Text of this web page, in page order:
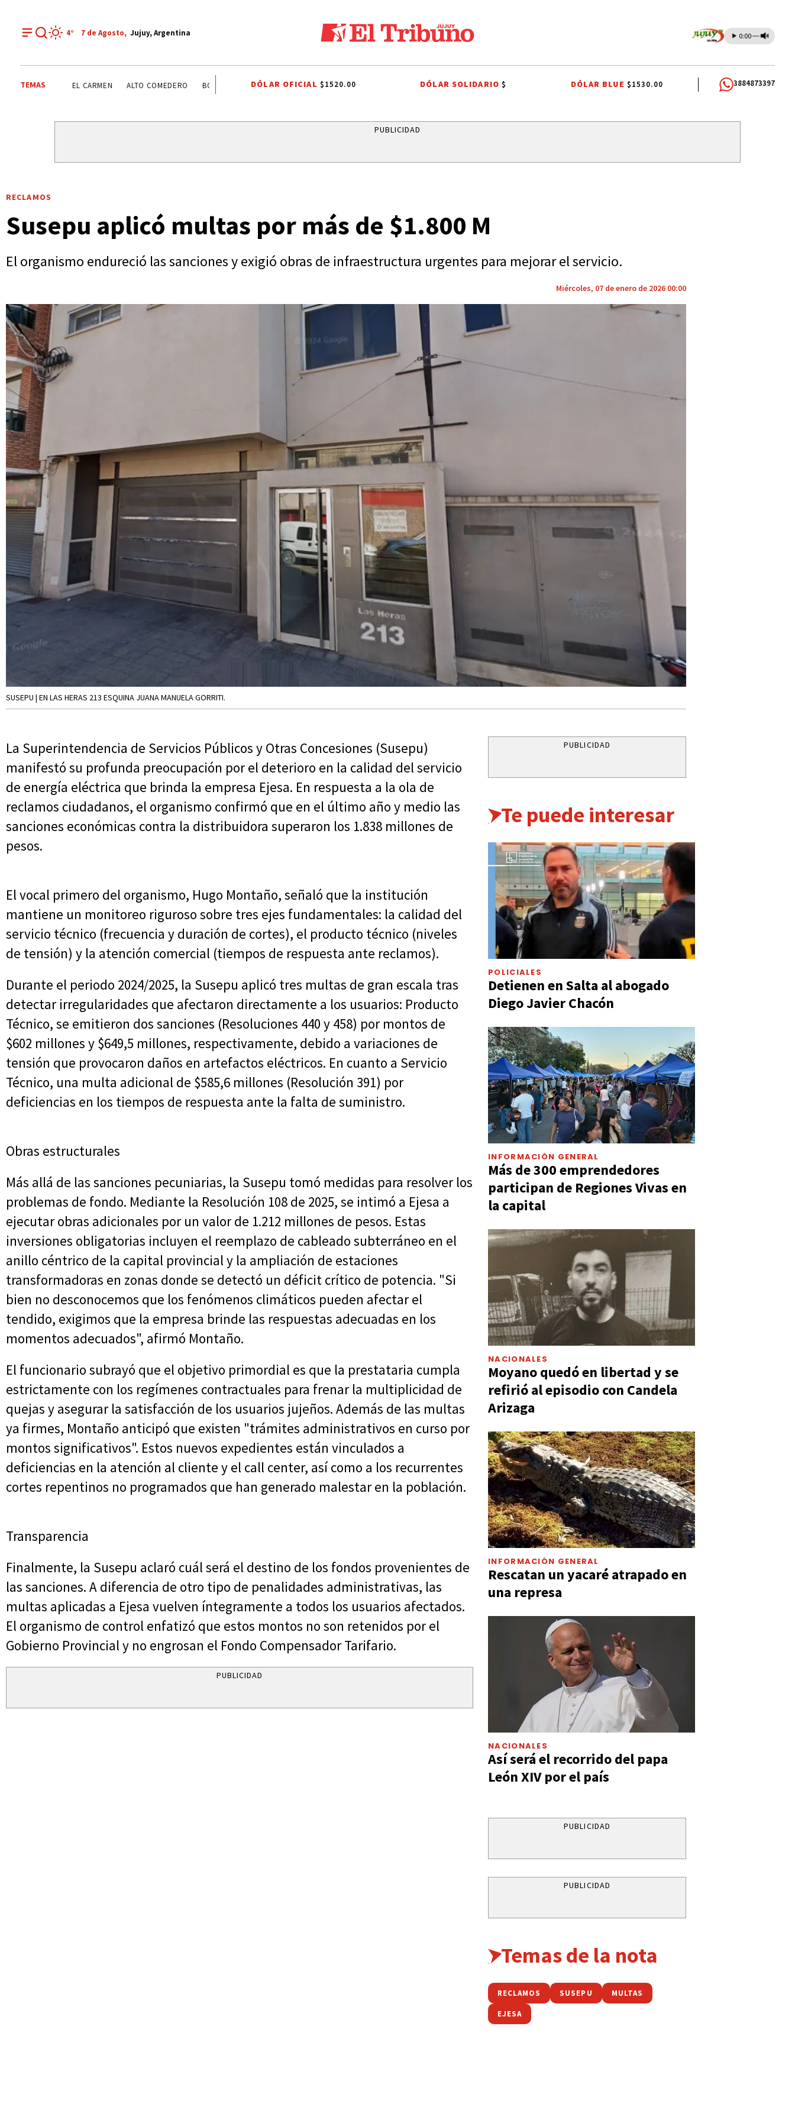
4° 7 de Agosto, Jujuy, Argentina 0:00
TEMAS
PALPALÁ EL CARMEN ALTO COMEDERO BOXEO PROCESIÓN ROBO MILLONARIO PRIMERA NACIONAL COMUNIDADES INDÍGENAS AUTOMOVILISMO
DÓLAR OFICIAL $1520.00 DÓLAR SOLIDARIO$ DÓLAR BLUE $1530.00 3884873397
PUBLICIDAD
RECLAMOS
Susepu aplicó multas por más de $1.800 M
El organismo endureció las sanciones y exigió obras de infraestructura urgentes para mejorar el servicio.
Miércoles, 07 de enero de 2026 00:00
SUSEPU | EN LAS HERAS 213 ESQUINA JUANA MANUELA GORRITI.
La Superintendencia de Servicios Públicos y Otras Concesiones (Susepu)
manifestó su profunda preocupación por el deterioro en la calidad del servicio
de energía eléctrica que brinda la empresa Ejesa. En respuesta a la ola de
reclamos ciudadanos, el organismo confirmó que en el último año y medio las
sanciones económicas contra la distribuidora superaron los 1.838 millones de
pesos.
El vocal primero del organismo, Hugo Montaño, señaló que la institución
mantiene un monitoreo riguroso sobre tres ejes fundamentales: la calidad del
servicio técnico (frecuencia y duración de cortes), el producto técnico (niveles
de tensión) y la atención comercial (tiempos de respuesta ante reclamos).
Durante el periodo 2024/2025, la Susepu aplicó tres multas de gran escala tras
detectar irregularidades que afectaron directamente a los usuarios: Producto
Técnico, se emitieron dos sanciones (Resoluciones 440 y 458) por montos de
$602 millones y $649,5 millones, respectivamente, debido a variaciones de
tensión que provocaron daños en artefactos eléctricos. En cuanto a Servicio
Técnico, una multa adicional de $585,6 millones (Resolución 391) por
deficiencias en los tiempos de respuesta ante la falta de suministro.
Obras estructurales
Más allá de las sanciones pecuniarias, la Susepu tomó medidas para resolver los
problemas de fondo. Mediante la Resolución 108 de 2025, se intimó a Ejesa a
ejecutar obras adicionales por un valor de 1.212 millones de pesos. Estas
inversiones obligatorias incluyen el reemplazo de cableado subterráneo en el
anillo céntrico de la capital provincial y la ampliación de estaciones
transformadoras en zonas donde se detectó un déficit crítico de potencia. "Si
bien no desconocemos que los fenómenos climáticos pueden afectar el
tendido, exigimos que la empresa brinde las respuestas adecuadas en los
momentos adecuados", afirmó Montaño.
El funcionario subrayó que el objetivo primordial es que la prestataria cumpla
estrictamente con los regímenes contractuales para frenar la multiplicidad de
quejas y asegurar la satisfacción de los usuarios jujeños. Además de las multas
ya firmes, Montaño anticipó que existen "trámites administrativos en curso por
montos significativos". Estos nuevos expedientes están vinculados a
deficiencias en la atención al cliente y el call center, así como a los recurrentes
cortes repentinos no programados que han generado malestar en la población.
Transparencia
Finalmente, la Susepu aclaró cuál será el destino de los fondos provenientes de
las sanciones. A diferencia de otro tipo de penalidades administrativas, las
multas aplicadas a Ejesa vuelven íntegramente a todos los usuarios afectados.
El organismo de control enfatizó que estos montos no son retenidos por el
Gobierno Provincial y no engrosan el Fondo Compensador Tarifario.
PUBLICIDAD
PUBLICIDAD
Te puede interesar
POLICIALES
Detienen en Salta al abogado
Diego Javier Chacón
INFORMACIÓN GENERAL
Más de 300 emprendedores
participan de Regiones Vivas en
la capital
NACIONALES
Moyano quedó en libertad y se
refirió al episodio con Candela
Arizaga
INFORMACIÓN GENERAL
Rescatan un yacaré atrapado en
una represa
NACIONALES
Así será el recorrido del papa
León XIV por el país
PUBLICIDAD
PUBLICIDAD
Temas de la nota
RECLAMOS SUSEPU MULTAS
EJESA